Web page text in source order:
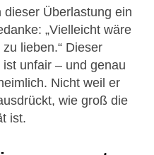
Überlastung ein
„Vielleicht wäre
lieben.“ Dieser
unfair – und genau
Nicht weil er
wie groß die
ist.